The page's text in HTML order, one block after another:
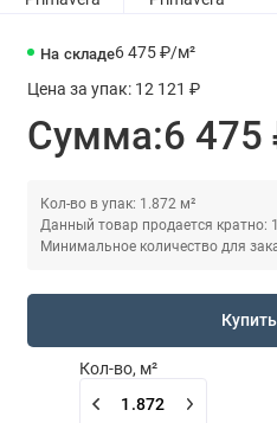
На складе6 475 ₽/м²
Цена за упак: 12 121 ₽
Сумма:6 475
Кол-во в упак: 1.872 м²
Данный товар продается кратно:
Минимальное количество для
Купить
Кол-во, м²